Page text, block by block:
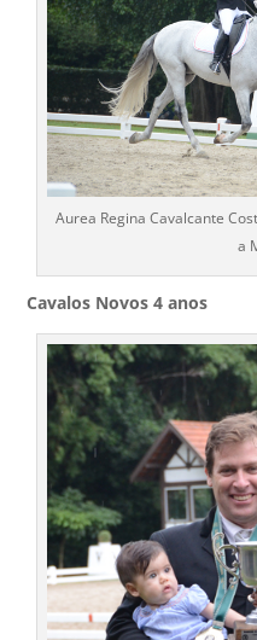
Aurea Regina Cavalcante
a
Cavalos Novos 4 anos